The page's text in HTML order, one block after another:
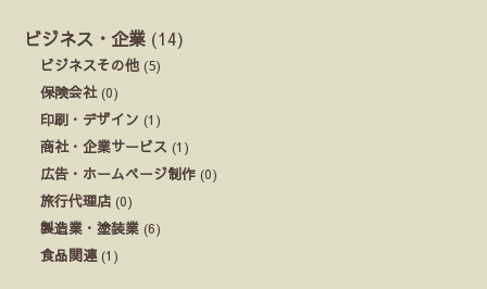
ビジネス・企業 (14)
ビジネスその他 (5)
保険会社(0)
印刷・デザイン (1)
商社・企業サービス (1)
広告・ホームページ制作 (0)
旅行代理店 (0)
製造業・塗装業 (6)
食品関連 (1)